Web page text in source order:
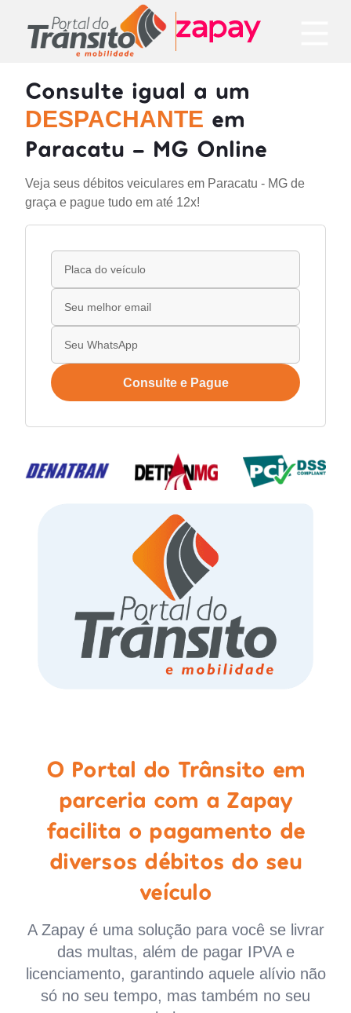
Consulte igual a um
DESPACHANTE em
Paracatu - MG Online
Veja seus débitos veiculares em Paracatu - MG de
graça e pague tudo em até 12x!
Consulte e Pague
O Portal do Trânsito em
parceria com a Zapay
facilita o pagamento de
diversos débitos do seu
veículo
A Zapay é uma solução para você se livrar
das multas, além de pagar IPVA e
licenciamento, garantindo aquele alívio não
só no seu tempo, mas também no seu